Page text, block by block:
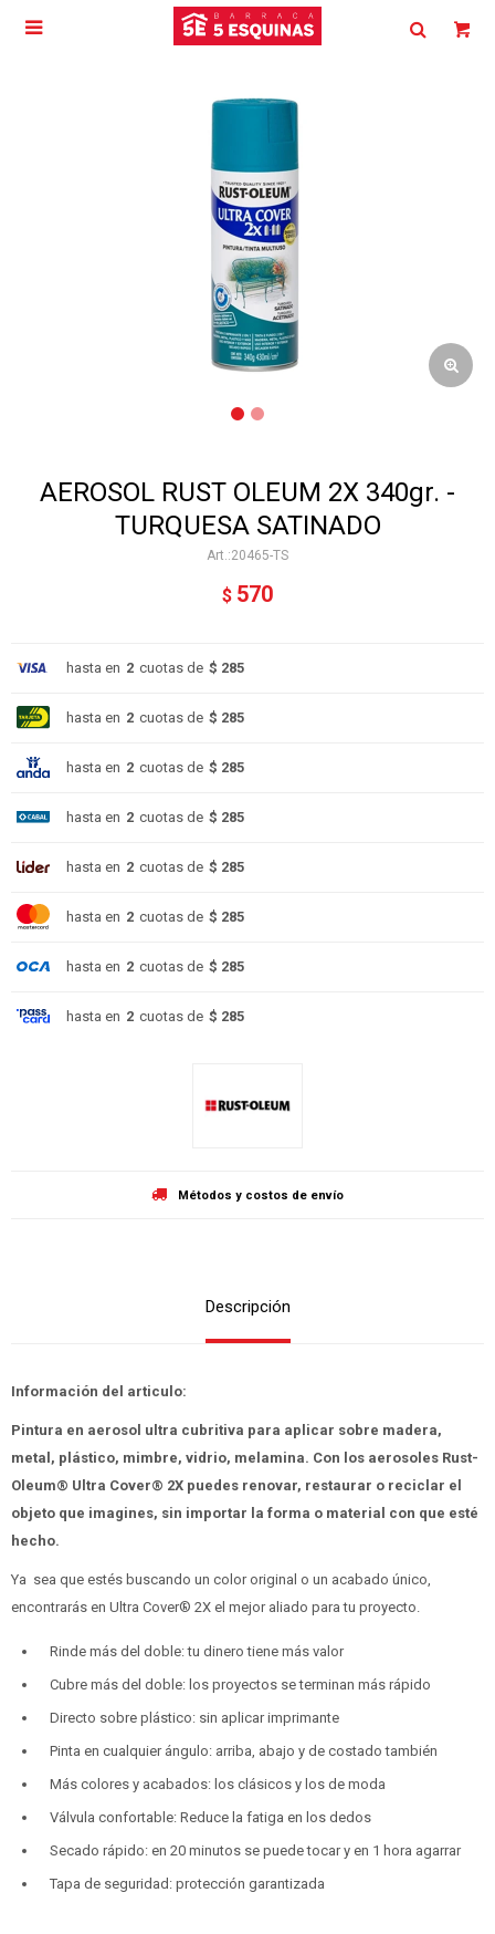

AEROSOL RUST OLEUM 2X 340gr. -
TURQUESA SATINADO
20465-TS
$ 570
hasta en 2 cuotas de $ 285
hasta en 2 cuotas de $ 285
hasta en 2 cuotas de $ 285
hasta en 2 cuotas de $ 285
hasta en 2 cuotas de $ 285
hasta en 2 cuotas de $ 285
hasta en 2 cuotas de $ 285
hasta en 2 cuotas de $ 285
Métodos y costos de envío
Descripción
Información del articulo:
Pintura en aerosol ultra cubritiva para aplicar sobre madera,
metal, plástico, mimbre, vidrio, melamina. Con los aerosoles Rust-
Oleum® Ultra Cover® 2X puedes renovar, restaurar o reciclar el
objeto que imagines, sin importar la forma o material con que esté
hecho.
Ya sea que estés buscando un color original o un acabado único,
encontrarás en Ultra Cover® 2X el mejor aliado para tu proyecto.
Rinde más del doble: tu dinero tiene más valor
Cubre más del doble: los proyectos se terminan más rápido
Directo sobre plástico: sin aplicar imprimante
Pinta en cualquier ángulo: arriba, abajo y de costado también
Más colores y acabados: los clásicos y los de moda
Válvula confortable: Reduce la fatiga en los dedos
Secado rápido: en 20 minutos se puede tocar y en 1 hora agarrar
Tapa de seguridad: protección garantizada